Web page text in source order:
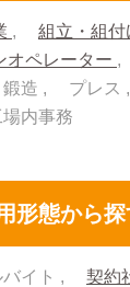
組立・組付
オペレーター
造 プレス
場内事務
形態から探
イト 契約